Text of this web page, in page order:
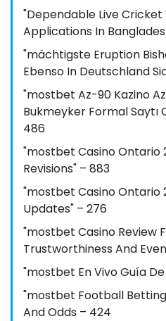
"Dependable Live
Applications In
"mächtigste Eruption
Ebenso In Deutschland
"mostbet Az-90 Kazino
Bukmeyker Formal
486
"mostbet Casino Ontario
Revisions" – 883
"mostbet Casino Ontario
Updates" – 276
"mostbet Casino Review
Trustworthiness And
"mostbet En Vivo Guía
"mostbet Football
And Odds – 424